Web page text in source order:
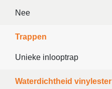
Nee
Trappen
Unieke inlooptrap
Waterdichtheid vinylester